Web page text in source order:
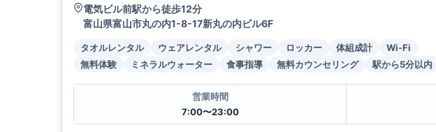
電気ビル前駅から徒歩12分
富山県富山市丸の内1-8-17新丸の内ビル6F
タオルレンタル ウェアレンタル シャワー ロッカー 体組成計
Wi-Fi
無料体験
ミネラルウォーター 食事指導 無料カウンセリング 駅から5分以内
営業時間
7:00〜23:00